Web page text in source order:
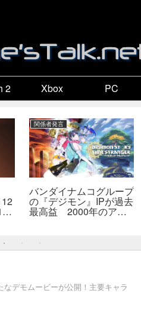
2 Xbox PC
関係者発言
バンダイナムコグループ
の『デジモン』IPが過去
最高益 2000年のアニ
デモムービーが公開！主要キャラ